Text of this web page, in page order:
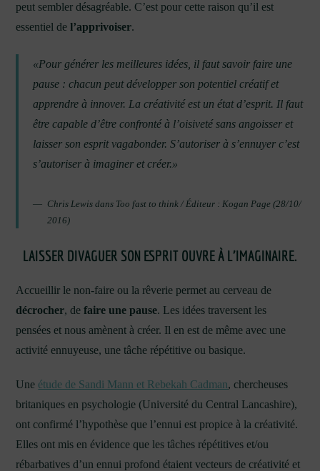
peut sembler désagréable. C’est pour cette raison qu’il est
essentiel del’apprivoiser.
«Pour générer les meilleures idées, il faut savoir faire une
pause : chacun peut développer son potentiel créatif et
apprendre à innover. La créativité est un état d’esprit. Il faut
être capable d’être confronté à l’oisiveté sans angoisser et
laisser son esprit vagabonder. S’autoriser à s’ennuyer c’est
s’autoriser à imaginer et créer.»
Chris Lewis dans Too fast to think / Éditeur : Kogan Page (28/10/
2016)
LAISSER DIVAGUER SON ESPRIT OUVRE À L’IMAGINAIRE.
Accueillir le non-faire ou la rêverie permet au cerveau de
décrocher, defaire une pause. Les idées traversent les
pensées et nous amènent à créer. Il en est de même avec une
activité ennuyeuse, une tâche répétitive ou basique.
Une étude de Sandi Mann et Rebekah Cadman, chercheuses
britaniques en psychologie (Université du Central Lancashire),
ont confirmé l’hypothèse que l’ennui est propice à la créativité.
Elles ont mis en évidence que les tâches répétitives et/ou
rébarbatives d’un ennui profond étaient vecteurs de créativité et